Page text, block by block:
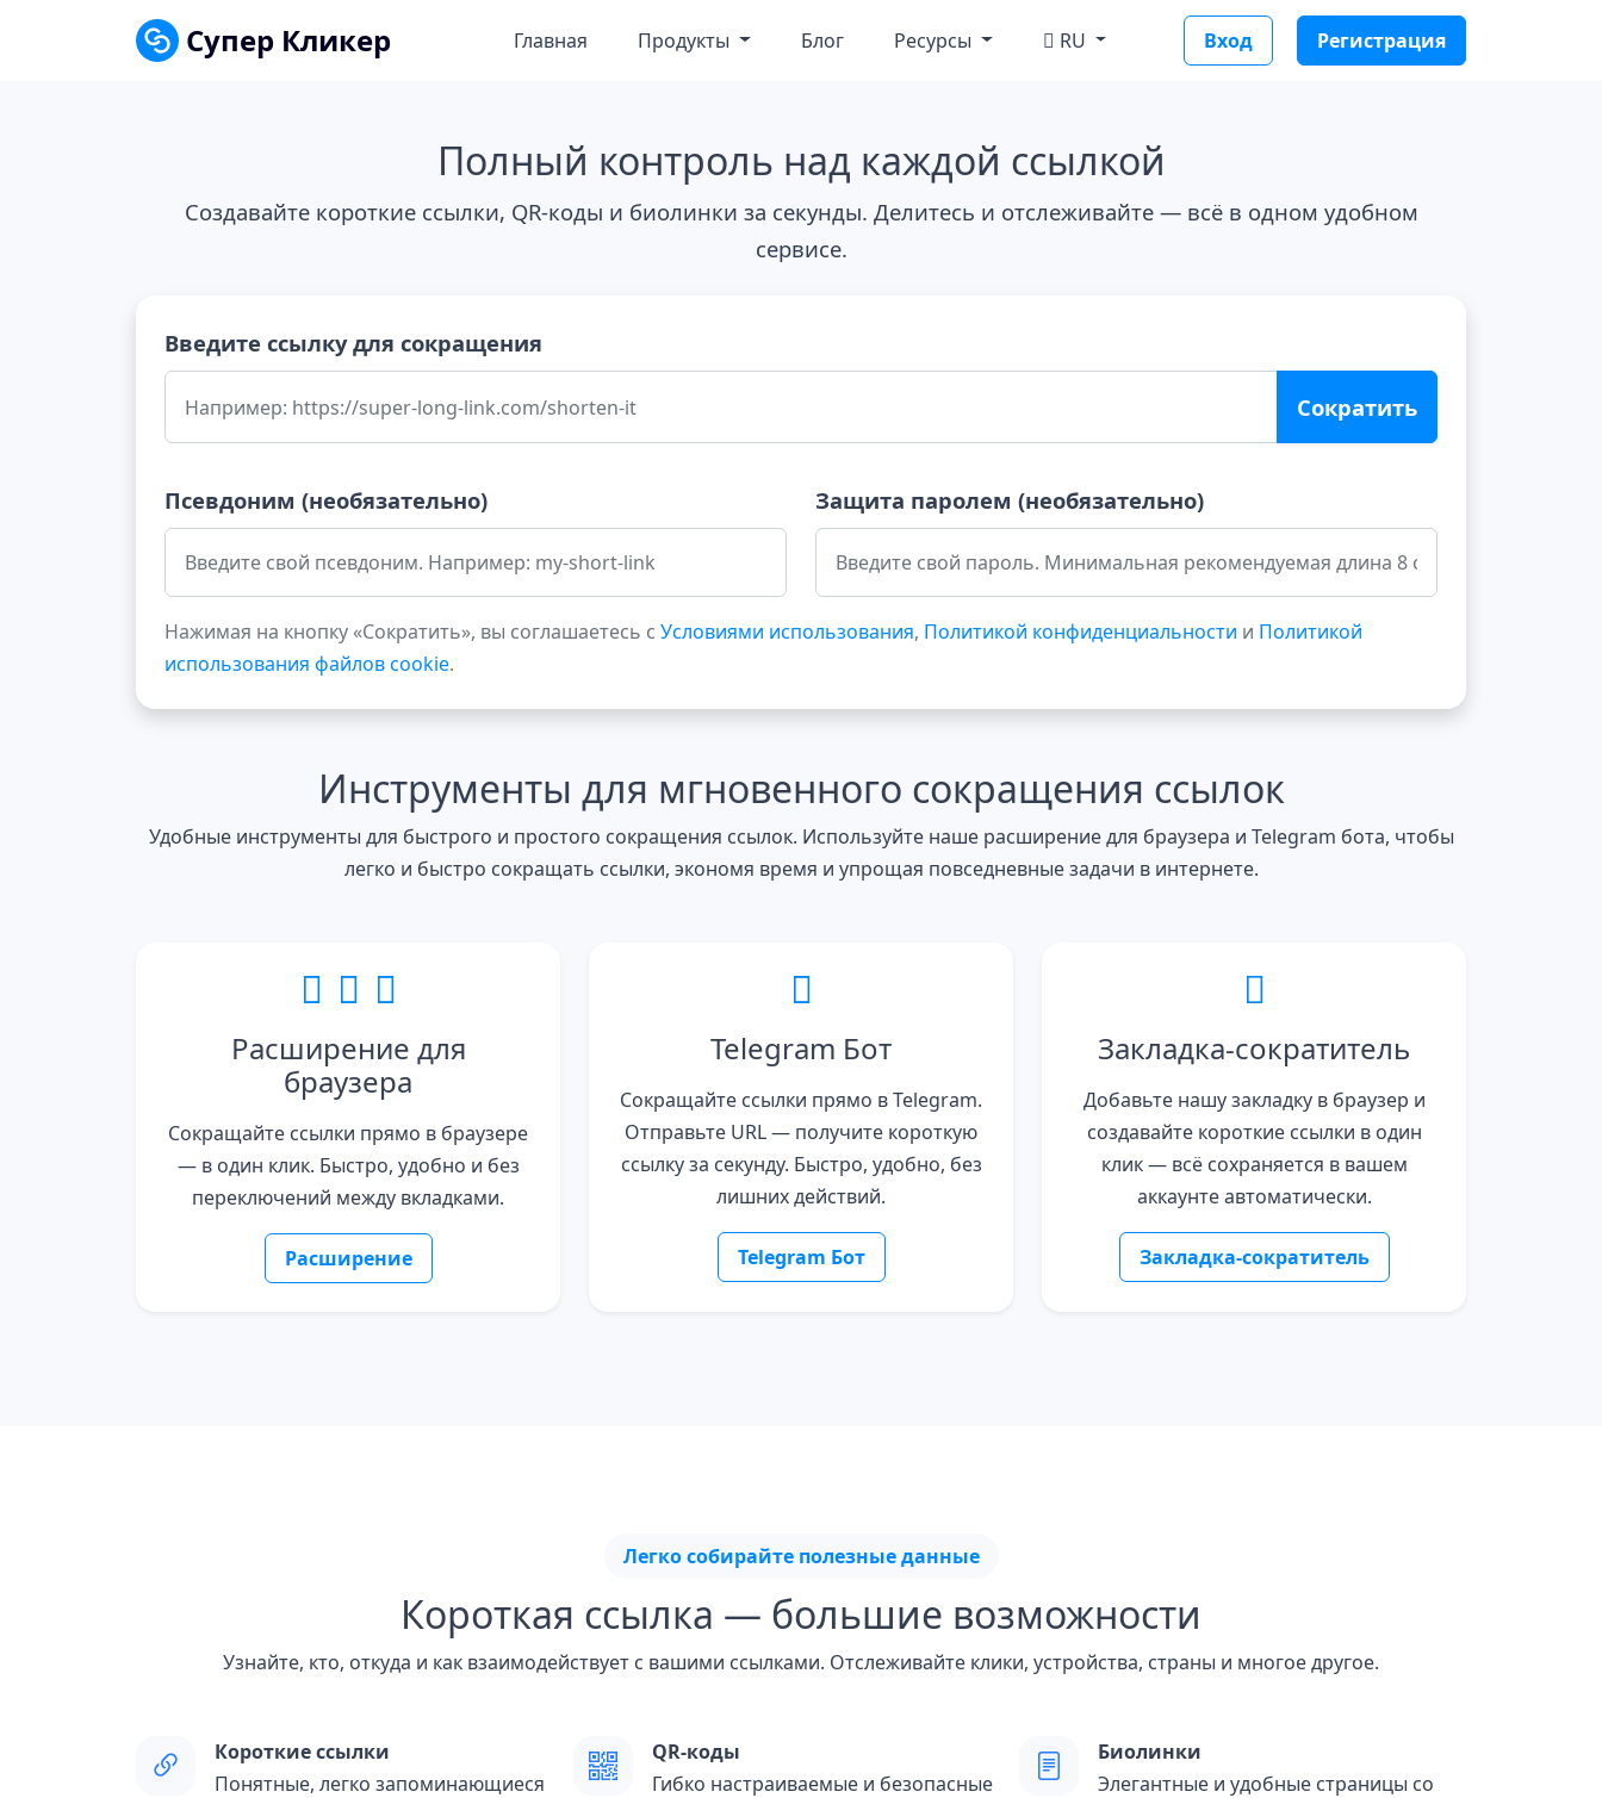
Супер Кликер Главная Продукты Блог Ресурсы RU Вход Регистрация
Полный контроль над каждой ссылкой
Создавайте короткие ссылки, QR-коды и биолинки за секунды. Делитесь и отслеживайте — всё в одном удобном
сервисе.
Введите ссылку для сокращения
Сократить
Псевдоним (необязательно) Защита паролем (необязательно)
Нажимая на кнопку «Сократить», вы соглашаетесь с Условиями использования, Политикой конфиденциальности и Политикой
использования файлов cookie.
Инструменты для мгновенного сокращения ссылок
Удобные инструменты для быстрого и простого сокращения ссылок. Используйте наше расширение для браузера и Telegram бота, чтобы
легко и быстро сокращать ссылки, экономя время и упрощая повседневные задачи в интернете.
Расширение для
браузера
Сокращайте ссылки прямо в браузере
— в один клик. Быстро, удобно и без
переключений между вкладками.
Расширение
Telegram Бот
Сокращайте ссылки прямо в Telegram.
Отправьте URL — получите короткую
ссылку за секунду. Быстро, удобно, без
лишних действий.
Telegram Бот
Закладка-сократитель
Добавьте нашу закладку в браузер и
создавайте короткие ссылки в один
клик — всё сохраняется в вашем
аккаунте автоматически.
Закладка-сократитель
Легко собирайте полезные данные
Короткая ссылка — большие возможности
Узнайте, кто, откуда и как взаимодействует с вашими ссылками. Отслеживайте клики, устройства, страны и многое другое.
Короткие ссылки
Понятные, легко запоминающиеся
QR-коды
Гибко настраиваемые и безопасные
Биолинки
Элегантные и удобные страницы со